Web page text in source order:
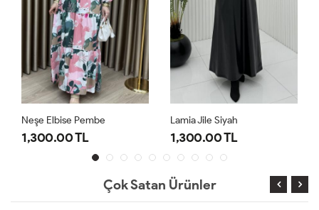
Neşe Elbise Pembe
1,300.00 TL
Lamia Jile Siyah
1,300.00 TL
Çok Satan Ürünler